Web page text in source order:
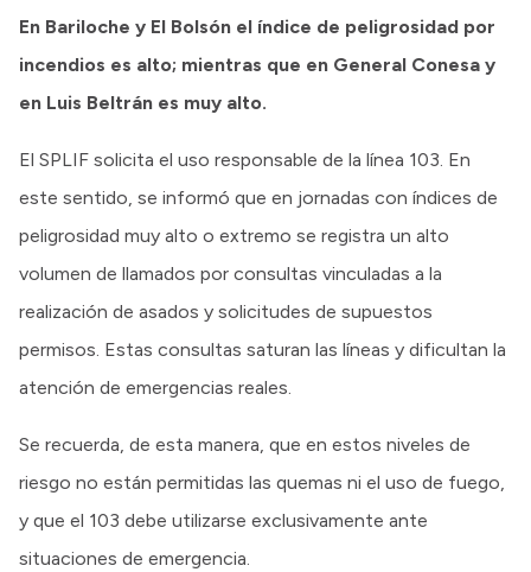
En Bariloche y El Bolsón el índice de peligrosidad por
incendios es alto; mientras que en General Conesa y
en Luis Beltrán es muy alto.
El SPLIF solicita el uso responsable de la línea 103. En
este sentido, se informó que en jornadas con índices de
peligrosidad muy alto o extremo se registra un alto
volumen de llamados por consultas vinculadas a la
realización de asados y solicitudes de supuestos
permisos. Estas consultas saturan las líneas y dificultan la
atención de emergencias reales.
Se recuerda, de esta manera, que en estos niveles de
riesgo no están permitidas las quemas ni el uso de fuego,
y que el 103 debe utilizarse exclusivamente ante
situaciones de emergencia.